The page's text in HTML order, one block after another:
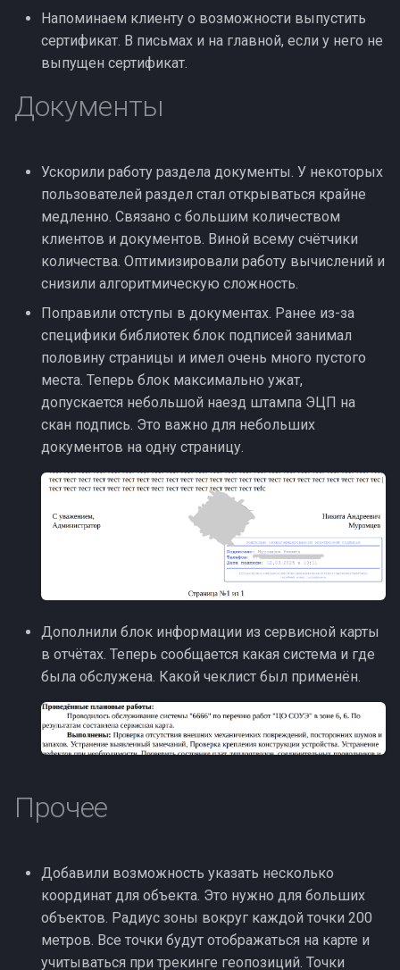
Напоминаем клиенту о возможности выпустить
сертификат. В письмах и на главной, если у него не
выпущен сертификат.
Документы
Ускорили работу раздела документы. У некоторых
пользователей раздел стал открываться крайне
медленно. Связано с большим количеством
клиентов и документов. Виной всему счётчики
количества. Оптимизировали работу вычислений и
снизили алгоритмическую сложность.
Поправили отступы в документах. Ранее из-за
специфики библиотек блок подписей занимал
половину страницы и имел очень много пустого
места. Теперь блок максимально ужат,
допускается небольшой наезд штампа ЭЦП на
скан подпись. Это важно для небольших
документов на одну страницу.
Дополнили блок информации из сервисной карты
в отчётах. Теперь сообщается какая система и где
была обслужена. Какой чеклист был применён.
Прочее
Добавили возможность указать несколько
координат для объекта. Это нужно для больших
объектов. Радиус зоны вокруг каждой точки 200
метров. Все точки будут отображаться на карте и
учитываться при трекинге геопозиций. Точки